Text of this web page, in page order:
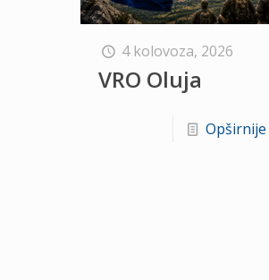
4 kolovoza, 2026
VRO Oluja
Opširnije